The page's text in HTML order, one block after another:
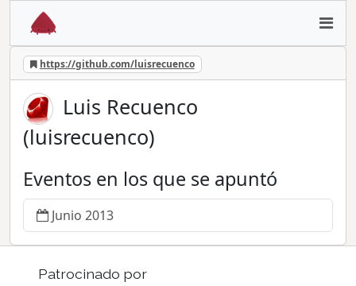
https://github.com/luisrecuenco
Luis Recuenco
(luisrecuenco)
Eventos en los que se apuntó
Junio 2013
Patrocinado por